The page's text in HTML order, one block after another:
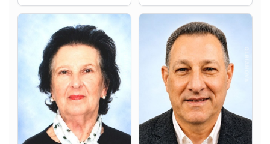
Francesca Anna Pirina
ved. Pileri
6 agosto 2026
Massimo Ricciu
6 agosto 2026